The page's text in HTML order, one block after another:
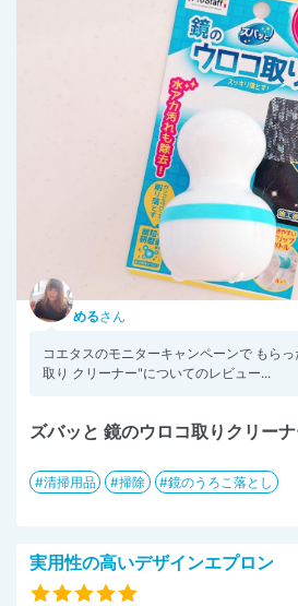
めるさん
コエタスのモニターキャンペーンで もら
取り クリーナー"についてのレビュー...
ズバッと 鏡のウロコ取りクリー
清掃用品 掃除
鏡のうろこ落とし
実用性の高いデザインエプロン